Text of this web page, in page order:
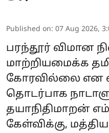
Published on: 07 Aug 2026,
பரந்தூர் விமான
மாற்றியமைக்க
கோரவில்லை என
தொடர்பாக
தயாநிதிமாறன்
கேள்விக்கு,